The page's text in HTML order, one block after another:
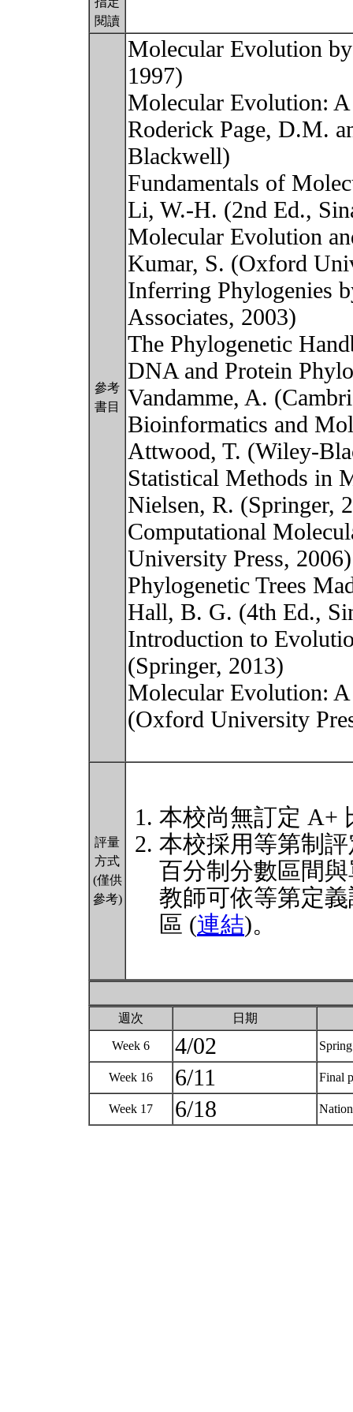
閱讀
參考
書目
Molecular Evolution
1997)
Molecular Evolution:
Roderick Page, D.M.
Blackwell)
Fundamentals of
Li, W.-H. (2nd Ed.,
Molecular Evolution
Kumar, S. (Oxford
Inferring Phylogenies
Associates, 2003)
The Phylogenetic
DNA and Protein
Vandamme, A.
Bioinformatics and
Attwood, T. (Wiley-
Statistical Methods in
Nielsen, R. (Springer,
Computational
University Press,
Phylogenetic Trees
Hall, B. G. (4th Ed.,
Introduction to
(Springer, 2013)
Molecular Evolution:
(Oxford University
評量
方式
(僅供
參考)
本校尚無訂定 A+
本校採用等第制
百分制分數區間
教師可依等第定
區 (連結)。
週次 日期
Week 6 4/02
Week 16 6/11 Final
Week 17 6/18